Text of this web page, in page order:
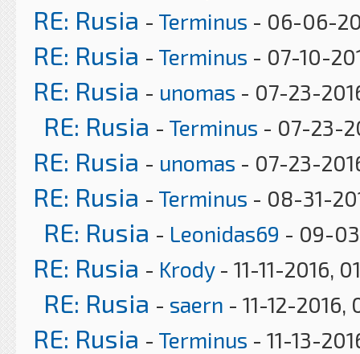
RE: Rusia - Terminus - 06-06-
RE: Rusia - Terminus - 07-10-
RE: Rusia - unomas - 07-23-
RE: Rusia - Terminus - 07-23-
RE: Rusia - unomas - 07-23-
RE: Rusia - Terminus - 08-31-
RE: Rusia - Leonidas69 - 09-
RE: Rusia - Krody- 11-11-2016,
RE: Rusia - saern - 11-12-2016,
RE: Rusia - Terminus - 11-13-